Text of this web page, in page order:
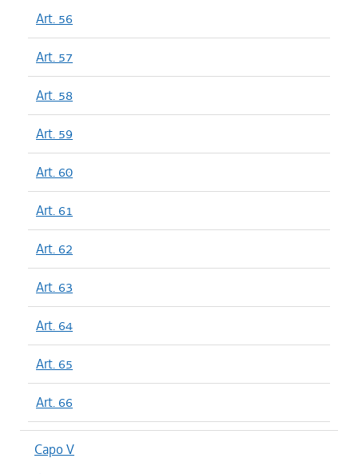
Art. 56
Art. 57
Art. 58
Art. 59
Art. 60
Art. 61
Art. 62
Art. 63
Art. 64
Art. 65
Art. 66
Capo V